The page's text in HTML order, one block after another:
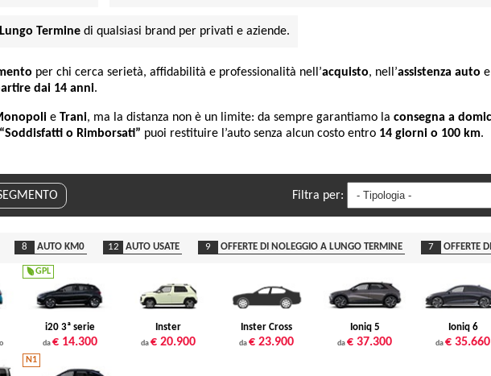
Termine di qualsiasi brand per privati e aziende.
per chi cerca serietà, affidabilità e professionalità nell’acquisto, nell’assistenza auto
dai 14 anni.
e Trani, ma la distanza non è un limite: da sempre garantiamo la consegna a
“Soddisfatti o Rimborsati” puoi restituire l’auto senza alcun costo entro 14 giorni o 100 km.
Filtra per:
8 AUTO KM0 12 AUTO USATE 9 OFFERTE DI NOLEGGIO A LUNGO TERMINE 7 OFFERTE
GPL
i20 3ª serie
da € 14.300
Inster
da € 20.900
Inster Cross
da € 23.900
Ioniq 5
da € 37.300
Ioniq 6
da € 35.660
N1